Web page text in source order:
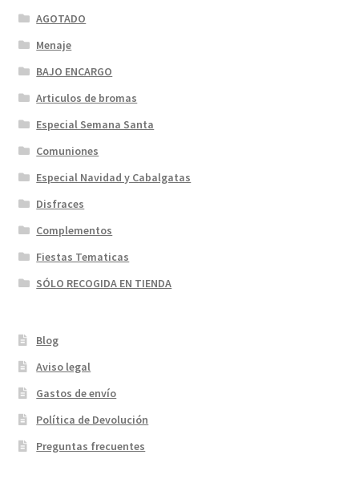
AGOTADO
Menaje
BAJO ENCARGO
Articulos de bromas
Especial Semana Santa
Comuniones
Especial Navidad y Cabalgatas
Disfraces
Complementos
Fiestas Tematicas
SÓLO RECOGIDA EN TIENDA
Blog
Aviso legal
Gastos de envío
Política de Devolución
Preguntas frecuentes